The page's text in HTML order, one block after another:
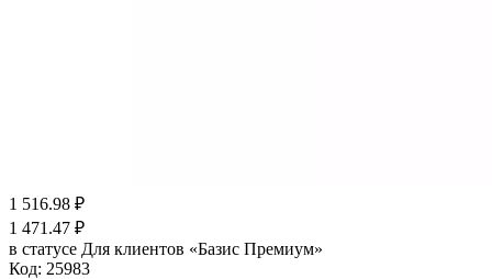
1 516.98 ₽
1 471.47 ₽
в статусе Для клиентов «Базис Премиум»
Код: 25983